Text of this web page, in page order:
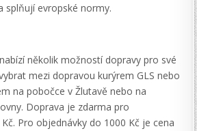
splňují evropské normy.
několik možností dopravy pro své
mezi dopravou kurýrem GLS nebo
na pobočce v Žlutavě nebo na
Doprava je zdarma pro
Pro objednávky do 1000 Kč je cena